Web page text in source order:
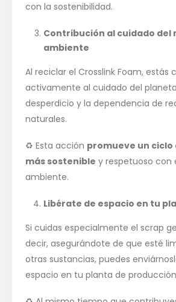
con la sostenibilidad.
Contribución al cuidado del
ambiente
Al reciclar el Crosslink Foam, estás
activamente al cuidado del
desperdicio y la dependencia de
naturales.
♻️ Esta acción promueve un
más sostenible y respetuoso con
ambiente.
Libérate de espacio en tu
Si cuidas especialmente el scrap
decir, asegurándote de que esté
otras sustancias, puedes
espacio en tu planta de